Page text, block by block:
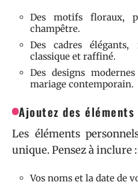
Des motifs floraux,
champêtre.
Des cadres
classique et raffiné.
Des designs
mariage contemporain.
Ajoutez des
Les éléments
unique. Pensez à inclure :
Vos noms et la date de